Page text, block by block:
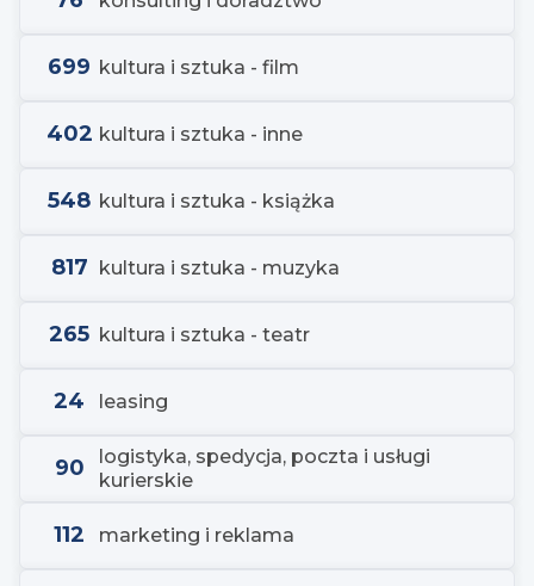
699 kultura i sztuka - film
402 kultura i sztuka - inne
548 kultura i sztuka - książka
817 kultura i sztuka - muzyka
265 kultura i sztuka - teatr
24 leasing
90
logistyka, spedycja, poczta i usługi
kurierskie
112 marketing i reklama